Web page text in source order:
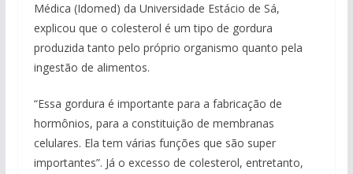
Médica (Idomed) da Universidade Estácio de Sá,
explicou que o colesterol é um tipo de gordura
produzida tanto pelo próprio organismo quanto pela
ingestão de alimentos.
“Essa gordura é importante para a fabricação de
hormônios, para a constituição de membranas
celulares. Ela tem várias funções que são super
importantes”. Já o excesso de colesterol, entretanto,